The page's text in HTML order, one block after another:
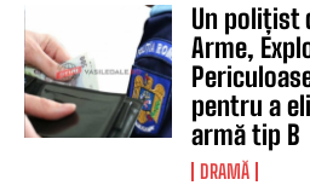
Un polițist
Arme,
pentru a
armă tip B
DRAMĂ